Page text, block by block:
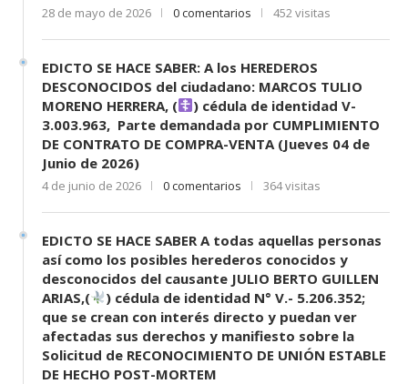
28 de mayo de 2026 0 comentarios 452 visitas
EDICTO SE HACE SABER: A los HEREDEROS
DESCONOCIDOS del ciudadano: MARCOS TULIO
MORENO HERRERA, (
) cédula de identidad V-
3.003.963, Parte demandada por CUMPLIMIENTO
DE CONTRATO DE COMPRA-VENTA (Jueves 04 de
Junio de 2026)
4 de junio de 2026 0 comentarios 364 visitas
EDICTO SE HACE SABER A todas aquellas personas
así como los posibles herederos conocidos y
desconocidos del causante JULIO BERTO GUILLEN
ARIAS,(
) cédula de identidad N° V.- 5.206.352;
que se crean con interés directo y puedan ver
afectadas sus derechos y manifiesto sobre la
Solicitud de RECONOCIMIENTO DE UNIÓN ESTABLE
DE HECHO POST-MORTEM